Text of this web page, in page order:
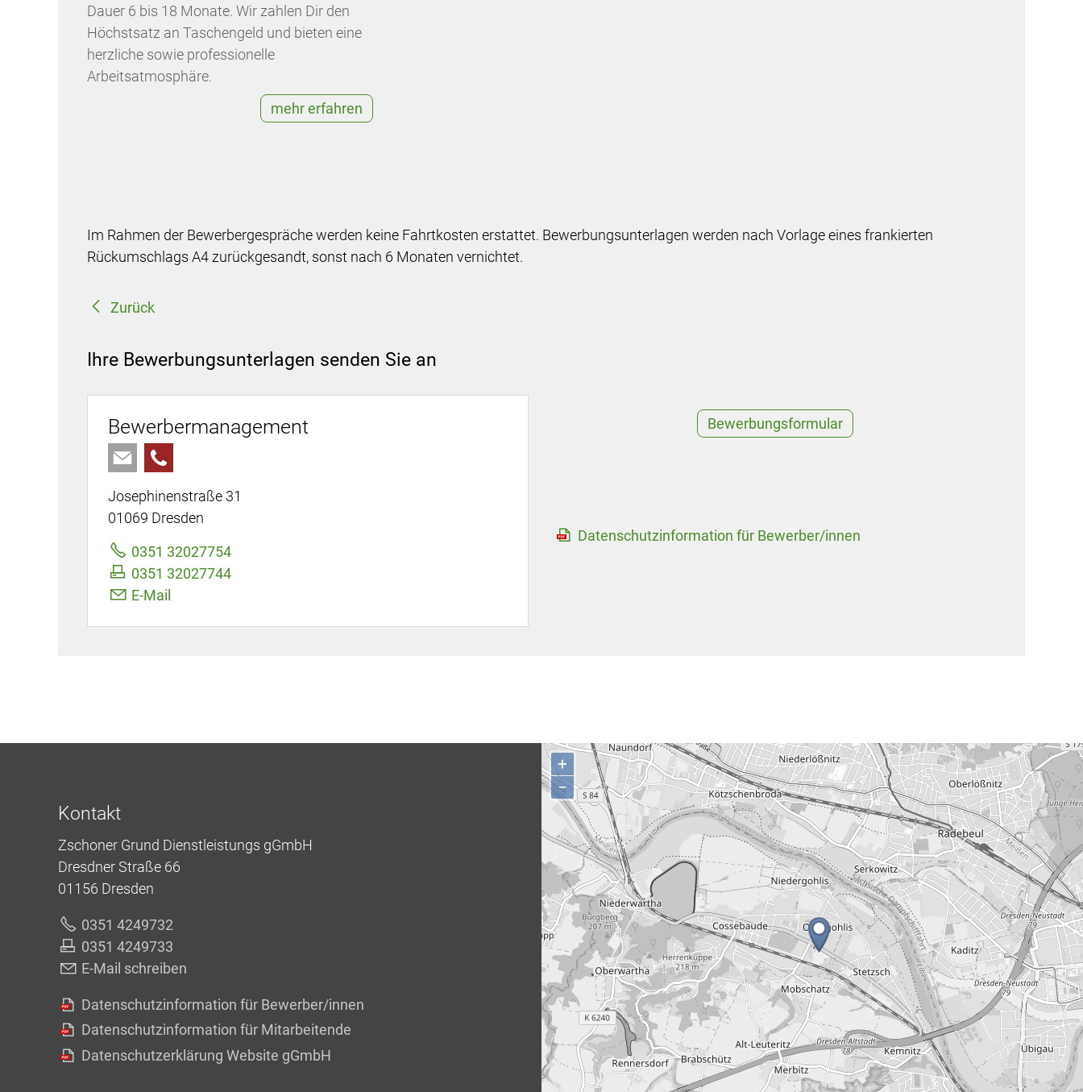
Dauer 6 bis 18 Monate. Wir zahlen Dir den
Höchstsatz an Taschengeld und bieten eine
herzliche sowie professionelle
Arbeitsatmosphäre.
mehr erfahren
Im Rahmen der Bewerbergespräche werden keine Fahrtkosten erstattet. Bewerbungsunterlagen werden nach Vorlage eines frankierten
Rückumschlags A4 zurückgesandt, sonst nach 6 Monaten vernichtet.
Zurück
Ihre Bewerbungsunterlagen senden Sie an
Bewerbermanagement
Josephinenstraße 31
01069 Dresden
0351 32027754
0351 32027744
E-Mail
Bewerbungsformular
Datenschutzinformation für Bewerber/innen
Kontakt
Zschoner Grund Dienstleistungs gGmbH
Dresdner Straße 66
01156 Dresden
0351 4249732
0351 4249733
E-Mail schreiben
Datenschutzinformation für Bewerber/innen
Datenschutzinformation für Mitarbeitende
Datenschutzerklärung Website gGmbH
+
−